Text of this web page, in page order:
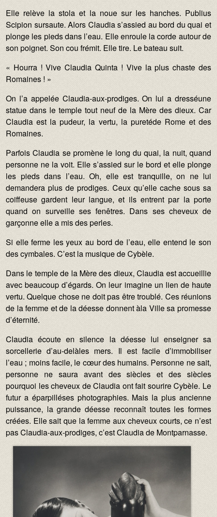
Elle relève la stola et la noue sur les hanches. Publius
Scipion sursaute. Alors Claudia s’assied au bord du quai et
plonge les pieds dans l’eau. Elle enroule la corde autour de
son poignet. Son cou frémit. Elle tire. Le bateau suit.
« Hourra ! Vive Claudia Quinta ! Vive la plus chaste des
Romaines ! »
On l’a appelée Claudia-aux-prodiges. On lui a dresséune
statue dans le temple tout neuf de la Mère des dieux. Car
Claudia est la pudeur, la vertu, la puretéde Rome et des
Romaines.
Parfois Claudia se promène le long du quai, la nuit, quand
personne ne la voit. Elle s’assied sur le bord et elle plonge
les pieds dans l’eau. Oh, elle est tranquille, on ne lui
demandera plus de prodiges. Ceux qu’elle cache sous sa
coiffeuse gardent leur langue, et ils entrent par la porte
quand on surveille ses fenêtres. Dans ses cheveux de
garçonne elle a mis des perles.
Si elle ferme les yeux au bord de l’eau, elle entend le son
des cymbales. C’est la musique de Cybèle.
Dans le temple de la Mère des dieux, Claudia est accueillie
avec beaucoup d’égards. On leur imagine un lien de haute
vertu. Quelque chose ne doit pas être troublé. Ces réunions
de la femme et de la déesse donnent àla Ville sa promesse
d’éternité.
Claudia écoute en silence la déesse lui enseigner sa
sorcellerie d’au-delàles mers. Il est facile d’immobiliser
l’eau ; moins facile, le cœur des humains. Personne ne sait,
personne ne saura avant des siècles et des siècles
pourquoi les cheveux de Claudia ont fait sourire Cybèle. Le
futur a éparpilléses photographies. Mais la plus ancienne
puissance, la grande déesse reconnaît toutes les formes
créées. Elle sait que la femme aux cheveux courts, ce n’est
pas Claudia-aux-prodiges, c’est Claudia de Montparnasse.